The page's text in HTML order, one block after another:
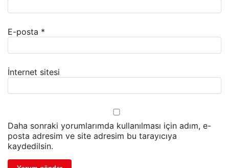
E-posta *
İnternet sitesi
Daha sonraki yorumlarımda kullanılması için adım, e-
posta adresim ve site adresim bu tarayıcıya
kaydedilsin.